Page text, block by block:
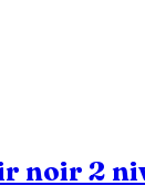
noir 2